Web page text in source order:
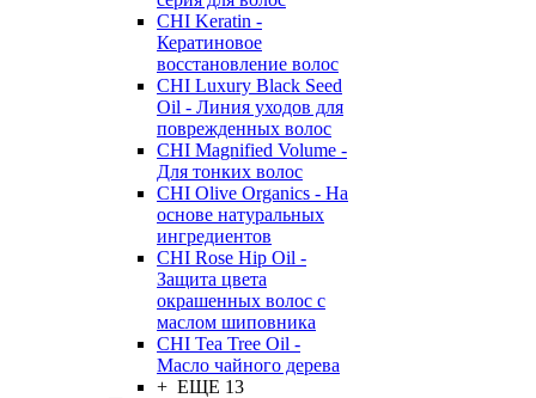
CHI Keratin -
Кератиновое
восстановление волос
CHI Luxury Black Seed
Oil - Линия уходов для
поврежденных волос
CHI Magnified Volume -
Для тонких волос
CHI Olive Organics - На
основе натуральных
ингредиентов
CHI Rose Hip Oil -
Защита цвета
окрашенных волос с
маслом шиповника
CHI Tea Tree Oil -
Масло чайного дерева
+ ЕЩЕ 13